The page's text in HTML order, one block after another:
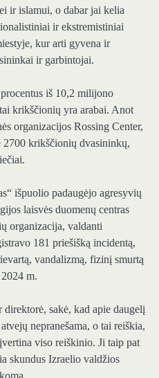
ir islamui, o dabar jai kelia
ir ekstremistiniai
kur arti gyvena ir
ir garbintojai.
iš 10,2 milijono
krikščionių yra arabai. Anot
organizacijos Rossing Center,
2700 krikščionių dvasininkų,
išpuolio padaugėjo agresyvių
laisvės duomenų centras
organizacija, valdanti
181 priešišką incidentą,
vandalizmą, fizinį smurtą
m.
sakė, kad apie daugelį
nepranešama, o tai reiškia,
viso reiškinio. Ji taip pat
skundus Izraelio valdžios